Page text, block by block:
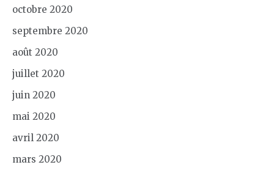
octobre 2020
septembre 2020
août 2020
juillet 2020
juin 2020
mai 2020
avril 2020
mars 2020